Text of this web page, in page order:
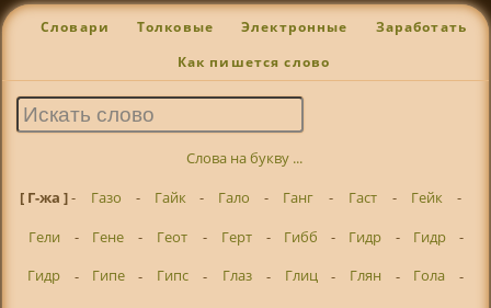
Словари Толковые Электронные Заработать
Как пишется слово
Слова на букву ...
[ Г-жа ]- Газо - Гайк - Гало - Ганг - Гаст - Гейк
-
Гели
- Гене - Геот - Герт - Гибб - Гидр - Гидр
-
Гидр
- Гипе - Гипс - Глаз - Глиц - Глян - Гола
-